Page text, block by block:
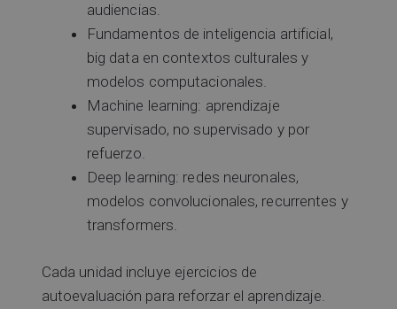
audiencias.
Fundamentos de inteligencia artificial,
big data en contextos culturales y
modelos computacionales.
Machine learning: aprendizaje
supervisado, no supervisado y por
refuerzo.
Deep learning: redes neuronales,
modelos convolucionales, recurrentes y
transformers.
Cada unidad incluye ejercicios de
autoevaluación para reforzar el aprendizaje.